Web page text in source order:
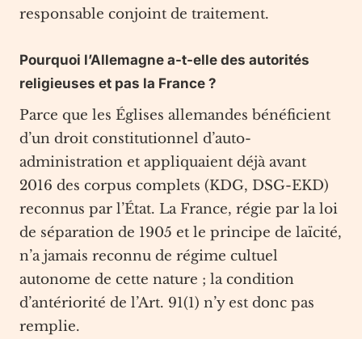
responsable conjoint de traitement.
Pourquoi l’Allemagne a-t-elle des autorités
religieuses et pas la France ?
Parce que les Églises allemandes bénéficient
d’un droit constitutionnel d’auto-
administration et appliquaient déjà avant
2016 des corpus complets (KDG, DSG-EKD)
reconnus par l’État. La France, régie par la loi
de séparation de 1905 et le principe de laïcité,
n’a jamais reconnu de régime cultuel
autonome de cette nature ; la condition
d’antériorité de l’Art. 91(1) n’y est donc pas
remplie.